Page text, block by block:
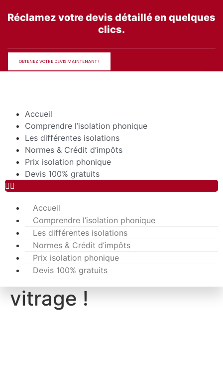
Réclamez votre devis détaillé en quelques
clics.
OBTENEZ VOTRE DEVIS MAINTENANT !
Accueil
Comprendre l’isolation phonique
Les différentes isolations
Normes & Crédit d’impôts
Prix isolation phonique
Devis 100% gratuits
Accueil
Comprendre l’isolation phonique
Les différentes isolations
Normes & Crédit d’impôts
Prix isolation phonique
Devis 100% gratuits
vitrage !